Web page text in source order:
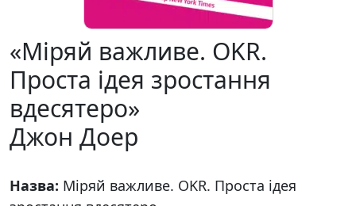
«Міряй важливе. OKR.
Проста ідея зростання
вдесятеро»
Джон Доер
Назва: Міряй важливе. OKR. Проста ідея